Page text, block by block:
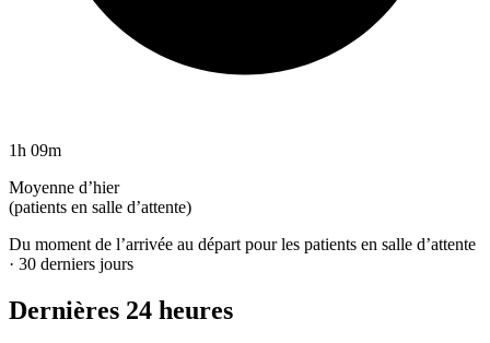
1h 09m
Moyenne d’hier
(patients en salle d’attente)
Du moment de l’arrivée au départ pour les patients en salle d’attente
· 30 derniers jours
Dernières 24 heures